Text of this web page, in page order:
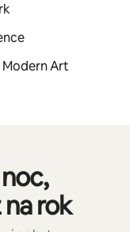
Modern Art
rok